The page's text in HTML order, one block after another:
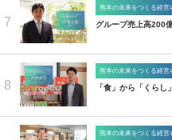
7
熊本の未来をつくる経営
グループ売上高200
8
熊本の未来をつくる経営
「食」から「くら
熊本の未来をつくる経営